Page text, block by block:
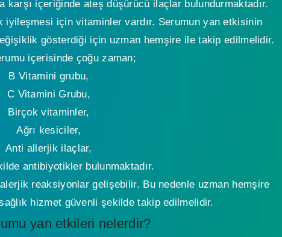
karşı içeriğinde ateş düşürücü ilaçlar bulundurmaktadır.
iyileşmesi için vitaminler vardır. Serumun yan etkisinin
gösterdiği için uzman hemşire ile takip edilmelidir.
içerisinde çoğu zaman;
B Vitamini grubu,
C Vitamini Grubu,
Birçok vitaminler,
Ağrı kesiciler,
Anti allerjik ilaçlar,
antibiyotikler bulunmaktadır.
reaksiyonlar gelişebilir. Bu nedenle uzman hemşire
hizmet güvenli şekilde takip edilmelidir.
yan etkileri nelerdir?